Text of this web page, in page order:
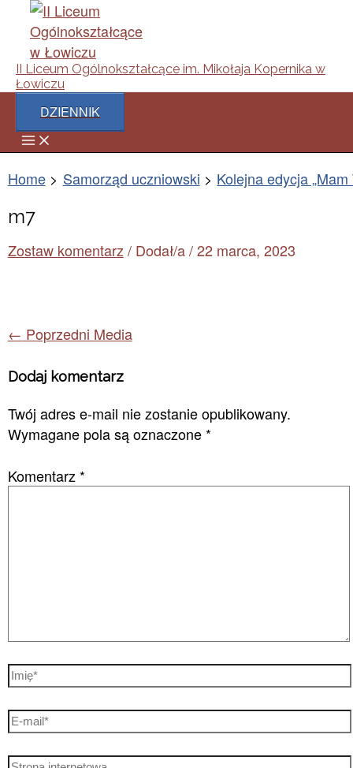
content
II Liceum Ogólnokształcące im. Mikołaja Kopernika w
Łowiczu
DZIENNIK
Main
Menu
Home Samorząd uczniowski Kolejna edycja
m7
Zostaw komentarz / Dodał/a /22 marca, 2023
Post
navigation
← Poprzedni Media
Dodaj komentarz
Twój adres e-mail nie zostanie opublikowany.
Wymagane pola są oznaczone *
Komentarz *
Imię*
mail*
Strona
internetowa